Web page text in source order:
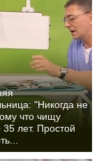
"Никогда не
что чищу
лет. Простой